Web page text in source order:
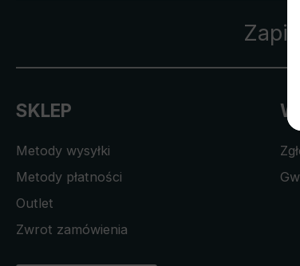
SKLEP
Metody wysyłki
Metody płatności
Outlet
Zwrot zamówienia